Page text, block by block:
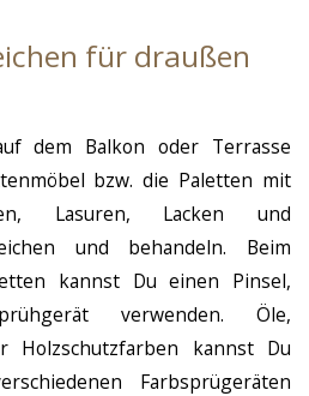
für draußen
dem Balkon oder Terrasse
bzw. die Paletten mit
Lasuren, Lacken und
und behandeln. Beim
kannst Du einen Pinsel,
verwenden. Öle,
Holzschutzfarben kannst Du
Farbsprügeräten